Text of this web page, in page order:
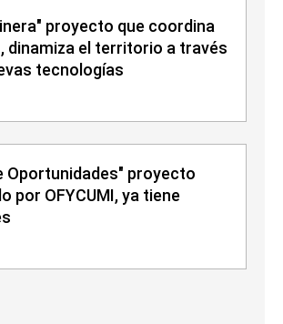
proyecto que coordina
dinamiza el territorio a través
tecnologías
Oportunidades" proyecto
por OFYCUMI, ya tiene